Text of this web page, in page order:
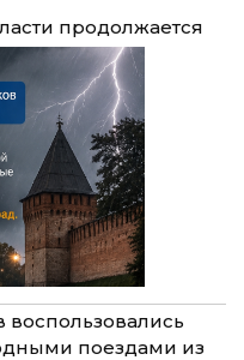
продолжается
поездами из